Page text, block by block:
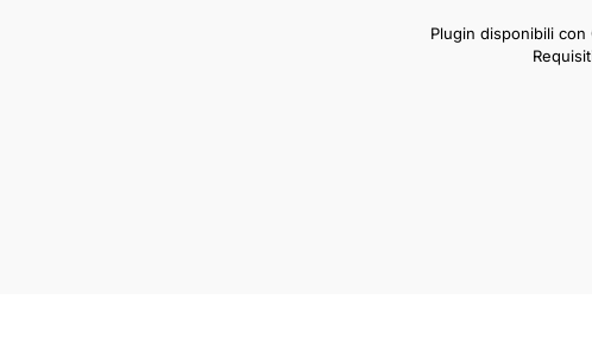
Plugin disponibili con